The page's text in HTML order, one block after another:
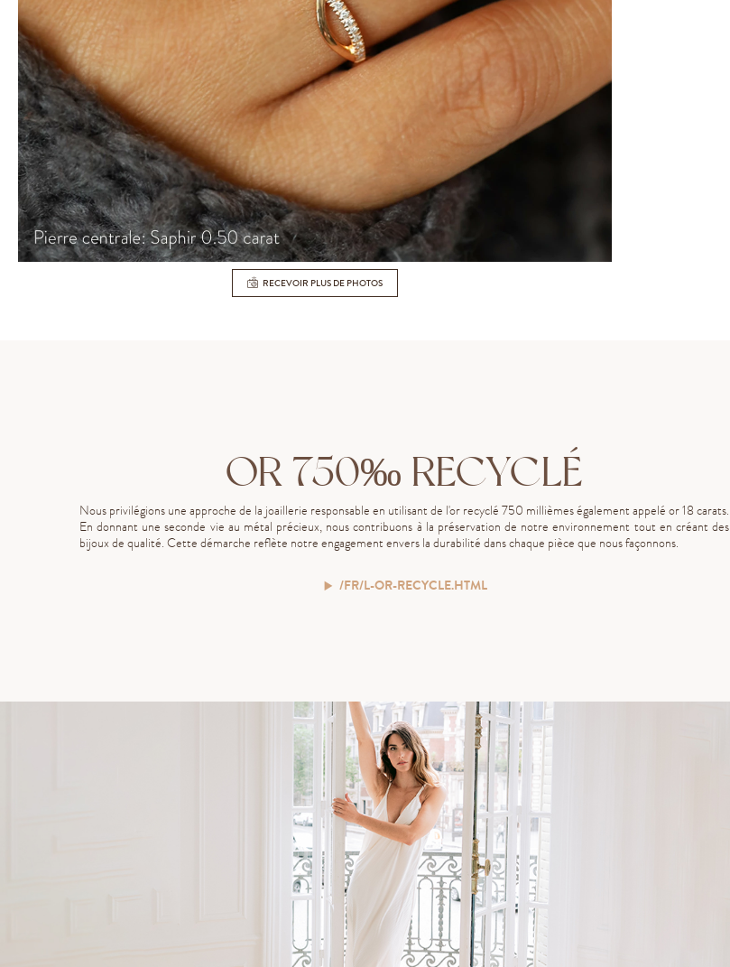
RECEVOIR PLUS DE PHOTOS
OR 750‰ RECYCLÉ
Nous privilégions une approche de la joaillerie responsable en utilisant de l'or recyclé 750 millièmes également appelé or 18 carats.
En donnant une seconde vie au métal précieux, nous contribuons à la préservation de notre environnement tout en créant des
bijoux de qualité. Cette démarche reflète notre engagement envers la durabilité dans chaque pièce que nous façonnons.
/FR/L-OR-RECYCLE.HTML